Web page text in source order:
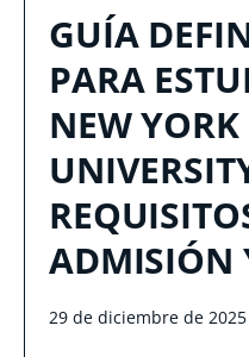
GUÍA
PARA
NEW YORK
ADMISIÓN
29 de diciembre de 2025